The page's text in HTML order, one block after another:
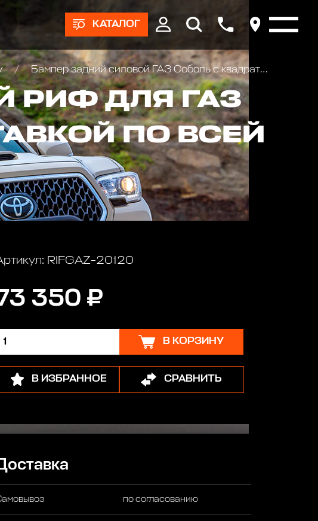
КАТАЛОГ
Бампер задний силовой ГАЗ Соболь с квадратом под фаркоп и калиткой стандарт
РИФ ДЛЯ ГАЗ
ПО ВСЕЙ
RIFGAZ-20120
350 ₽
В КОРЗИНУ
В ИЗБРАННОЕ СРАВНИТЬ
по согласованию